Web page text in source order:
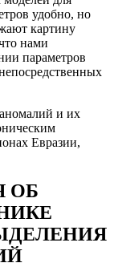
удобно, но
картину
нами
параметров
и их
Евразии,
ОБ